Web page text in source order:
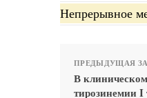
Непрерывное
ПРЕДЫДУЩАЯ
В
тирозинемии I